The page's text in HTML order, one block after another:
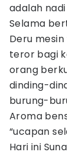
adalah
Selama
Deru
teror bagi
orang
dinding-
burung-
Aroma
“ucapan
Hari ini